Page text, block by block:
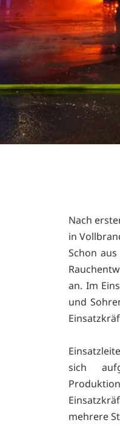
Nach
in
Schon
an. Im
und
sich
mehrere